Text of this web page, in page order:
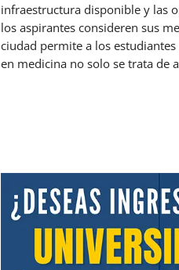
infraestructura disponible y las
los aspirantes consideren sus
ciudad permite a los
en medicina no solo se trata de